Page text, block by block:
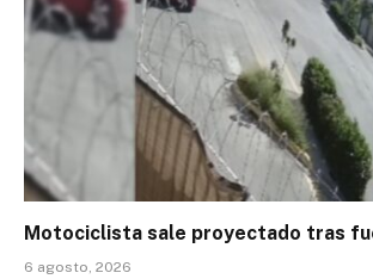
Motociclista sale proyectado tras
6 agosto, 2026